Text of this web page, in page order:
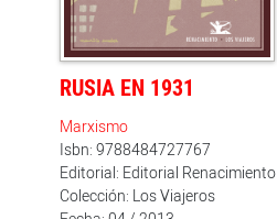
RUSIA EN 1931
Marxismo
Isbn: 9788484727767
Editorial: Editorial Renacimiento
Colección: Los Viajeros